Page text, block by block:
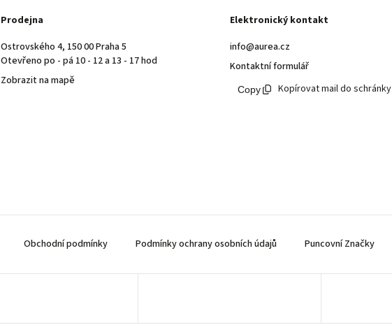
Prodejna
Ostrovského 4, 150 00 Praha 5
Otevřeno po - pá 10 - 12 a 13 - 17 hod
Zobrazit na mapě
Elektronický kontakt
info@aurea.cz
Kontaktní formulář
Kopírovat mail do schránky
Obchodní podmínky Podmínky ochrany osobních údajů Puncovní Značky